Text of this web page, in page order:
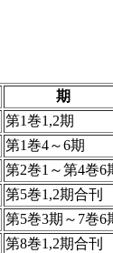
期
第1巻1,2期
第1巻4～6期
第2巻1～第4巻6
第5巻1,2期合刊
第5巻3期～7巻6
第8巻1,2期合刊